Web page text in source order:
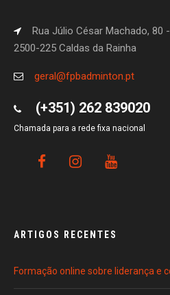
Rua Júlio César Machado, 80
2500-225 Caldas da Rainha
geral@fpbadminton.pt
(+351) 262 839020
Chamada para a rede fixa nacional
ARTIGOS RECENTES
Formação online sobre liderança e